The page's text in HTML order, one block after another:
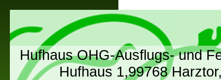
Hufhaus OHG-Ausflugs- und
Hufhaus 1,99768 Harztor,